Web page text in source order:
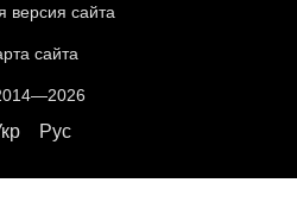
версия сайта
сайта
Рус